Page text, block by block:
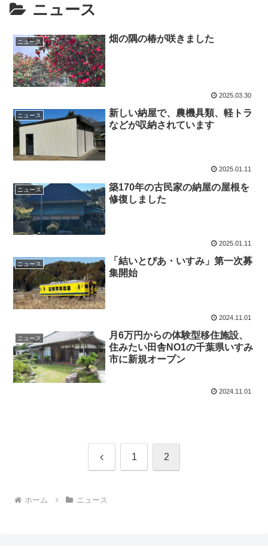
ニュース
ニュース 畑の隅の椿が咲きました
2025.03.30
ニュース
新しい納屋で、農機具類、軽トラ
などが収納されています
2025.01.11
ニュース
築170年の古民家の納屋の屋根を
修復しました
2025.01.11
ニュース
「結いとぴあ・いすみ」第一次募
集開始
2024.11.01
ニュース
月6万円からの体験型移住施設、
住みたい田舎NO1の千葉県いすみ
市に新規オープン
2024.11.01
前 1 2
ホーム ニュース